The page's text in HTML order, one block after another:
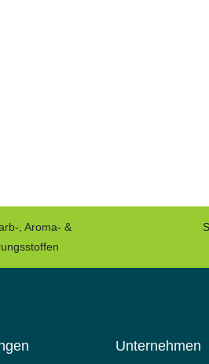
, Aroma- &
Unternehmen